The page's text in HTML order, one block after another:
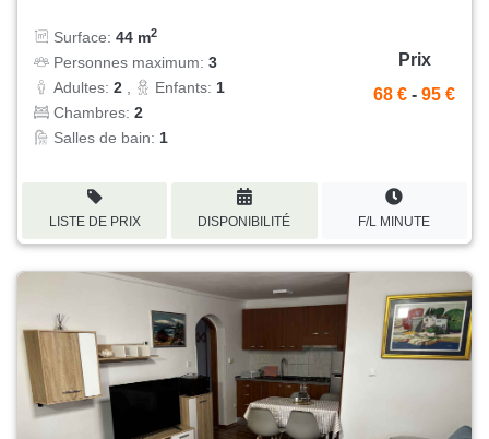
Surface: 44 m2
Personnes maximum: 3
Adultes: 2 Enfants: 1
Chambres: 2
Salles de bain: 1
Prix
68 € - 95 €
LISTE DE PRIX DISPONIBILITÉ F/L MINUTE